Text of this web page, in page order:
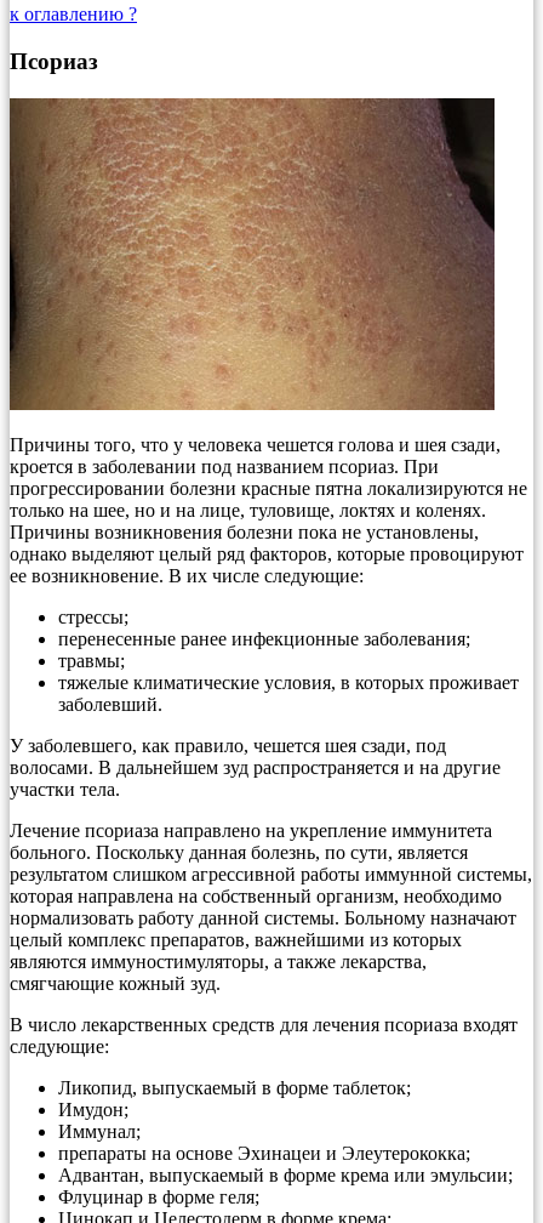
к оглавлению ?
Псориаз
Причины того, что у человека чешется голова и шея сзади,
кроется в заболевании под названием псориаз. При
прогрессировании болезни красные пятна локализируются не
только на шее, но и на лице, туловище, локтях и коленях.
Причины возникновения болезни пока не установлены,
однако выделяют целый ряд факторов, которые провоцируют
ее возникновение. В их числе следующие:
стрессы;
перенесенные ранее инфекционные заболевания;
травмы;
тяжелые климатические условия, в которых проживает
заболевший.
У заболевшего, как правило, чешется шея сзади, под
волосами. В дальнейшем зуд распространяется и на другие
участки тела.
Лечение псориаза направлено на укрепление иммунитета
больного. Поскольку данная болезнь, по сути, является
результатом слишком агрессивной работы иммунной системы,
которая направлена на собственный организм, необходимо
нормализовать работу данной системы. Больному назначают
целый комплекс препаратов, важнейшими из которых
являются иммуностимуляторы, а также лекарства,
смягчающие кожный зуд.
В число лекарственных средств для лечения псориаза входят
следующие:
Ликопид, выпускаемый в форме таблеток;
Имудон;
Иммунал;
препараты на основе Эхинацеи и Элеутерококка;
Адвантан, выпускаемый в форме крема или эмульсии;
Флуцинар в форме геля;
Цинокап и Целестодерм в форме крема;